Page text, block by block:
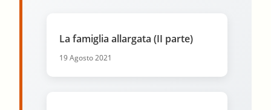
La famiglia allargata (II parte)
19 Agosto 2021